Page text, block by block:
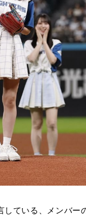
ている、メンバー